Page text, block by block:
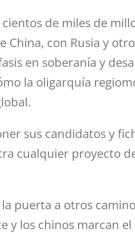
de miles de
con Rusia y
en soberanía y
la oligarquía
sus candidatos y
cualquier proyecto
puerta a otros
y los chinos marcan